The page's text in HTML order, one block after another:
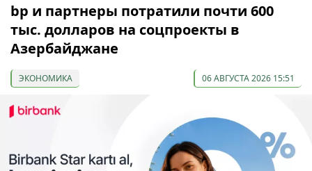
bp и партнеры потратили почти 600
тыс. долларов на соцпроекты в
Азербайджане
ЭКОНОМИКА 06 АВГУСТА 2026 15:51